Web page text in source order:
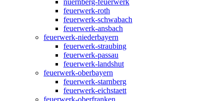
feuerwerk-roth
feuerwerk-schwabach
feuerwerk-ansbach
feuerwerk-niederbayern
feuerwerk-straubing
feuerwerk-passau
feuerwerk-landshut
feuerwerk-oberbayern
feuerwerk-starnberg
feuerwerk-eichstaett
feuerwerk-oberfranken